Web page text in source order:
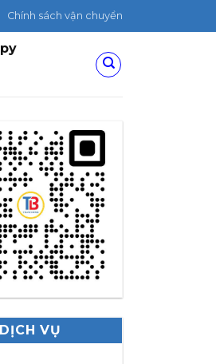
Chính sách vận chuyển
DỊCH VỤ